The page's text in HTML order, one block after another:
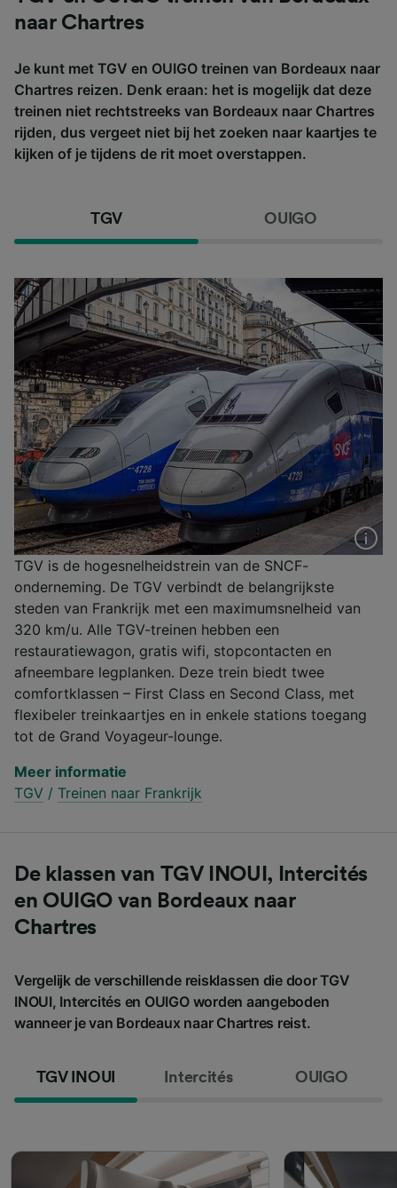
naar Chartres
Je kunt met TGV en OUIGO treinen van Bordeaux naar
Chartres reizen. Denk eraan: het is mogelijk dat deze
treinen niet rechtstreeks van Bordeaux naar Chartres
rijden, dus vergeet niet bij het zoeken naar kaartjes te
kijken of je tijdens de rit moet overstappen.
TGV OUIGO
TGV is de hogesnelheidstrein van de SNCF-
onderneming. De TGV verbindt de belangrijkste
steden van Frankrijk met een maximumsnelheid van
320 km/u. Alle TGV-treinen hebben een
restauratiewagon, gratis wifi, stopcontacten en
afneembare legplanken. Deze trein biedt twee
comfortklassen – First Class en Second Class, met
flexibeler treinkaartjes en in enkele stations toegang
tot de Grand Voyageur-lounge.
Meer informatie
TGV / Treinen naar Frankrijk
De klassen van TGV INOUI, Intercités
en OUIGO van Bordeaux naar
Chartres
Vergelijk de verschillende reisklassen die door TGV
INOUI, Intercités en OUIGO worden aangeboden
wanneer je van Bordeaux naar Chartres reist.
TGV INOUI Intercités OUIGO